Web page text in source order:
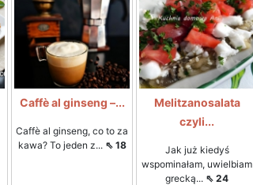
Caffè al ginseng –...
Caffè al ginseng, co to za
kawa? To jeden z... ⇖ 18
Melitzanosalata
czyli...
Jak już kiedyś
wspominałam, uwielbiam
grecką... ⇖ 24